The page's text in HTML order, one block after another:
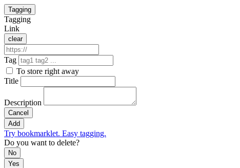
Tagging
Tagging
Link
clear
Tag
To store right away
Title
Description
Cancel
Add
Try bookmarklet. Easy tagging.
Do you want to delete?
No
Yes